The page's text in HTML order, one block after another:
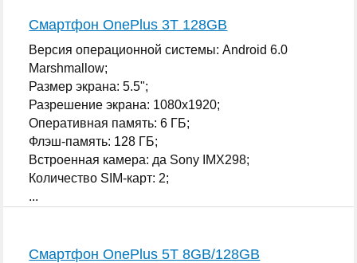
Смартфон OnePlus 3T 128GB
Версия операционной системы: Android 6.0
Marshmallow;
Размер экрана: 5.5";
Разрешение экрана: 1080x1920;
Оперативная память: 6 ГБ;
Флэш-память: 128 ГБ;
Встроенная камера: да Sony IMX298;
Количество SIM-карт: 2;
...
Смартфон OnePlus 5T 8GB/128GB